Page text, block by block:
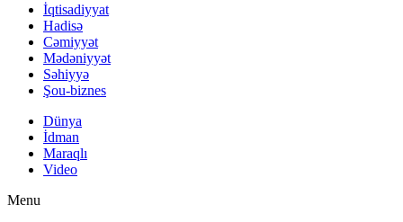
İqtisadiyyat
Hadisə
Cəmiyyət
Mədəniyyət
Səhiyyə
Şou-biznes
Dünya
İdman
Maraqlı
Video
Menu